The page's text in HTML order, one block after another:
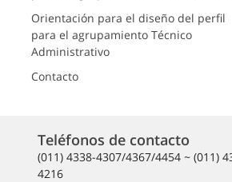
Orientación para el diseño del perfil
para el agrupamiento Técnico
Administrativo
Contacto
Teléfonos de contacto
(011) 4338-4307/4367/4454 ~ (011)
4216